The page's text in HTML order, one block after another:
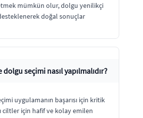
mümkün olur, dolgu yenilikçi
doğal sonuçlar
seçimi nasıl yapılmalıdır?
uygulamanın başarısı için kritik
ciltler için hafif ve kolay emilen